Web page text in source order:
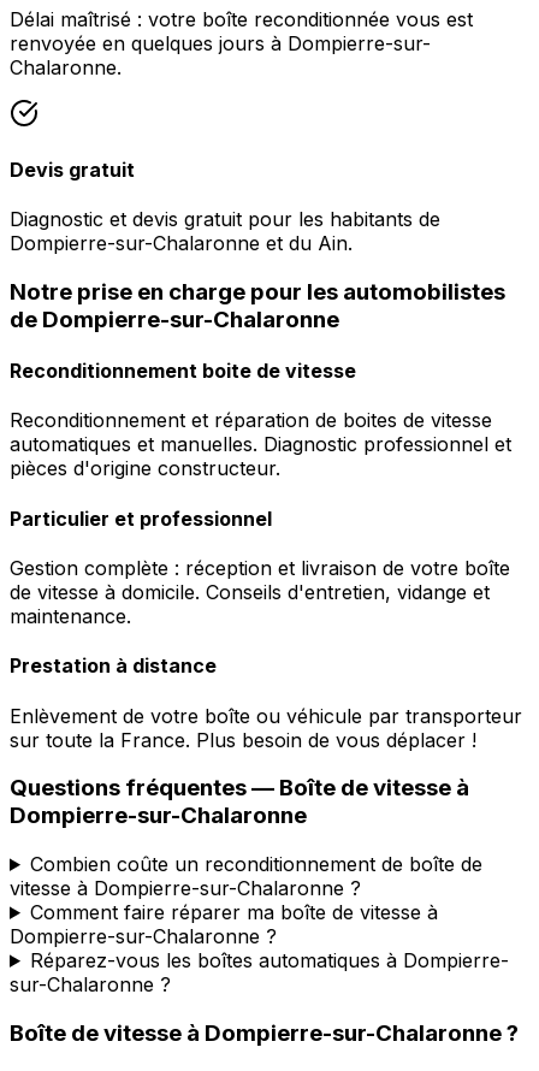
Délai maîtrisé : votre boîte reconditionnée vous est
renvoyée en quelques jours à Dompierre-sur-
Chalaronne.
Devis gratuit
Diagnostic et devis gratuit pour les habitants de
Dompierre-sur-Chalaronne et du Ain.
Notre prise en charge pour les automobilistes
de Dompierre-sur-Chalaronne
Reconditionnement boite de vitesse
Reconditionnement et réparation de boites de vitesse
automatiques et manuelles. Diagnostic professionnel et
pièces d'origine constructeur.
Particulier et professionnel
Gestion complète : réception et livraison de votre boîte
de vitesse à domicile. Conseils d'entretien, vidange et
maintenance.
Prestation à distance
Enlèvement de votre boîte ou véhicule par transporteur
sur toute la France. Plus besoin de vous déplacer !
Questions fréquentes — Boîte de vitesse à
Dompierre-sur-Chalaronne
Combien coûte un reconditionnement de boîte de
vitesse à Dompierre-sur-Chalaronne ?
Comment faire réparer ma boîte de vitesse à
Dompierre-sur-Chalaronne ?
Réparez-vous les boîtes automatiques à Dompierre-
sur-Chalaronne ?
Boîte de vitesse à Dompierre-sur-Chalaronne?